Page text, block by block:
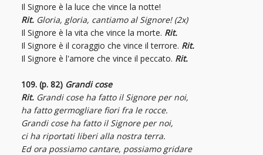
Il Signore è la luce che vince la notte!
Rit. Gloria, gloria, cantiamo al Signore! (2x)
Il Signore è la vita che vince la morte. Rit.
Il Signore è il coraggio che vince il terrore. Rit.
Il Signore è l'amore che vince il peccato. Rit.
109. (p. 82) Grandi cose
Rit. Grandi cose ha fatto il Signore per noi,
ha fatto germogliare fiori fra le rocce.
Grandi cose ha fatto il Signore per noi,
ci ha riportati liberi alla nostra terra.
Ed ora possiamo cantare, possiamo gridare